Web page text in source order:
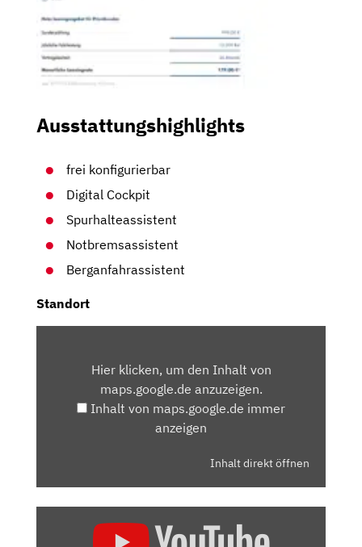
Ausstattungshighlights
frei konfigurierbar
Digital Cockpit
Spurhalteassistent
Notbremsassistent
Berganfahrassistent
Standort
MAPS.GOOGLE.DEHier klicken, um den Inhalt von
maps.google.de anzuzeigen.
Inhalt von maps.google.de immer
anzeigen
Inhalt direkt öffnen